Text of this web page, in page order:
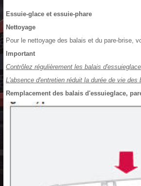
Essuie-glace et essuie-phare
Nettoyage
Pour le nettoyage des balais et du pare-brise,
Important
Contrôlez régulièrement les balais
L'absence d'entretien réduit la durée de vie des
Remplacement des balais d'essuieglace,